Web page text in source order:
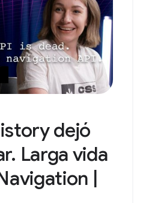
dejó
Larga vida
|